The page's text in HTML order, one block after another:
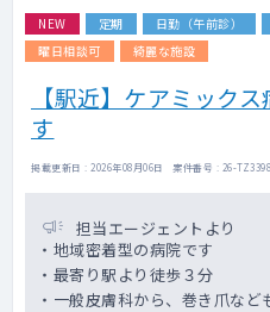
NEW 定期 日勤（午前診）
曜日相談可
綺麗な施設
【駅近】ケアミック
す
掲載更新日 : 2026年08月06日 案件番号 : 26-
担当エージェントより
・地域密着型の病院です
・最寄り駅より徒歩３分
・一般皮膚科から、巻き爪な